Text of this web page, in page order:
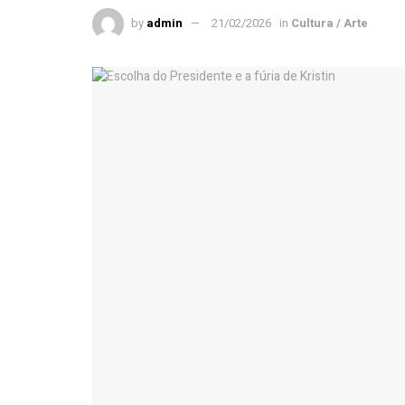
by admin 21/02/2026 in Cultura / Arte